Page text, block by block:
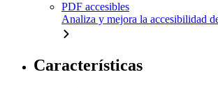
PDF accesibles
Analiza y mejora la accesibilidad
Características